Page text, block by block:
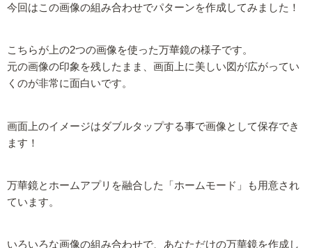
今回はこの画像の組み合わせでパターンを作成してみました！
こちらが上の2つの画像を使った万華鏡の様子です。
元の画像の印象を残したまま、画面上に美しい図が広がってい
くのが非常に面白いです。
画面上のイメージはダブルタップする事で画像として保存でき
ます！
万華鏡とホームアプリを融合した「ホームモード」も用意され
ています。
いろいろな画像の組み合わせで、あなただけの万華鏡を作成し